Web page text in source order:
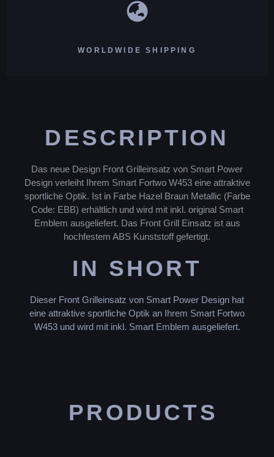
WORLDWIDE SHIPPING
DESCRIPTION
Das neue Design Front Grilleinsatz von Smart Power
Design verleiht Ihrem Smart Fortwo W453 eine attraktive
sportliche Optik. Ist in Farbe Hazel Braun Metallic (Farbe
Code: EBB) erhältlich und wird mit inkl. original Smart
Emblem ausgeliefert. Das Front Grill Einsatz ist aus
hochfestem ABS Kunststoff gefertigt.
IN SHORT
Dieser Front Grilleinsatz von Smart Power Design hat
eine attraktive sportliche Optik an Ihrem Smart Fortwo
W453 und wird mit inkl. Smart Emblem ausgeliefert.
PRODUCTS